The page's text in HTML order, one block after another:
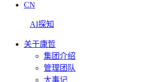
CN
AI探知
关于康哲
集团介绍
管理团队
大事记